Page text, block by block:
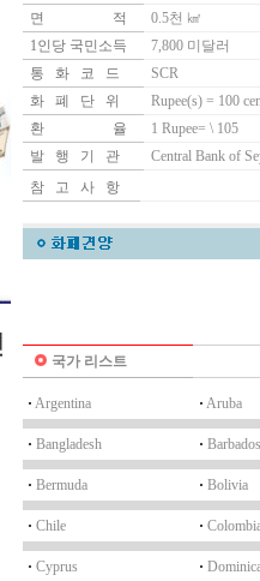
면
적
0.5천 ㎢
1인당 국민소득
7,800 미달러
통 화 코 드
SCR
화 폐 단 위
Rupee(s) = 100
환
율
1 Rupee= \ 105
발 행 기 관
Central Bank of
참 고 사 항
국가 리스트
· Argentina · Aruba
· Bangladesh · Barbados
· Bermuda · Bolivia
· Chile ·
· Cyprus ·